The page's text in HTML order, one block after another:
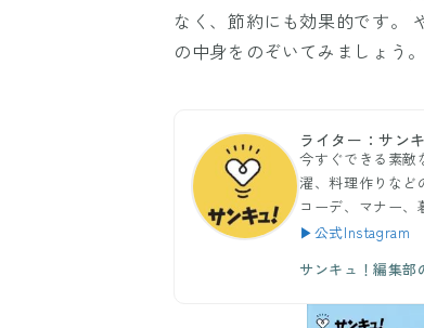
なく、節約にも効果的です。
の中身をのぞいてみましょう。
ライター：サン
今すぐできる素敵
濯、料理作りな
コーデ、マナー、
▶公式Instagram
サンキュ！編集部